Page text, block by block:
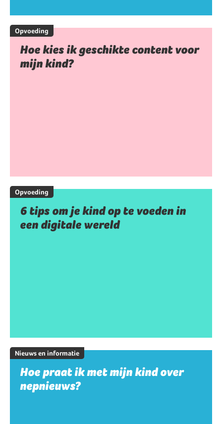
Opvoeding
Hoe kies ik geschikte content voor
mijn kind?
Opvoeding
6 tips om je kind op te voeden in
een digitale wereld
Nieuws en informatie
Hoe praat ik met mijn kind over
nepnieuws?